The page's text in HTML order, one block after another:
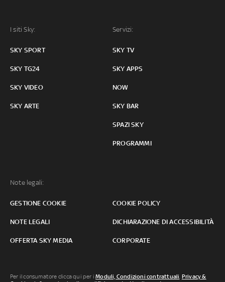
I siti Sky:
SKY SPORT
SKY TG24
SKY VIDEO
SKY ARTE
Servizi:
SKY TV
SKY APPS
NOW
SKY BAR
SPAZI SKY
PROGRAMMI
Note legali:
GESTIONE COOKIE COOKIE POLICY
NOTE LEGALI DICHIARAZIONE DI ACCESSIBILITÀ
OFFERTA SKY MEDIA CORPORATE
Per il consumatore clicca qui per iModuli, Condizioni contrattuali, Privacy &